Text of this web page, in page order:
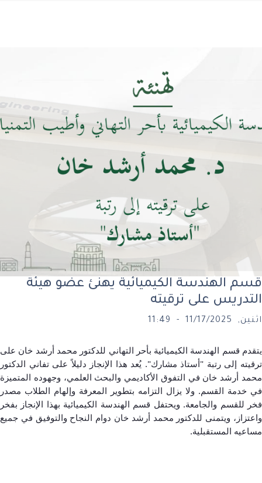
الهندسة الكيميائية يهنئ عضو هيئة
على ترقيته
17/2025 - 11:49
قسم الهندسة الكيميائية بأحر التهاني للدكتور محمد أرشد خان على
إلى رتبة"أستاذ مشارك ".يُعد هذا الإنجاز دليلاً على تفاني الدكتور
أرشد خان في التفوق الأكاديمي والبحث العلمي، وجهوده المتميزة
خدمة القسم.ولا يزال التزامه بتطوير المعرفة وإلهام الطلاب مصدر
للقسم والجامعة.ويحتفل قسم الهندسة الكيميائية بهذا الإنجاز بفخر
ويتمنى للدكتور محمد أرشد خان دوام النجاح والتوفيق في جميع
المستقبلية.